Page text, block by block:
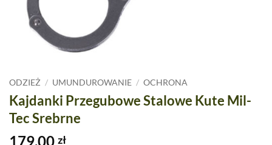
ODZIEŻ / UMUNDUROWANIE / OCHRONA
Kajdanki Przegubowe Stalowe Kute Mil-
Tec Srebrne
179,00 zł